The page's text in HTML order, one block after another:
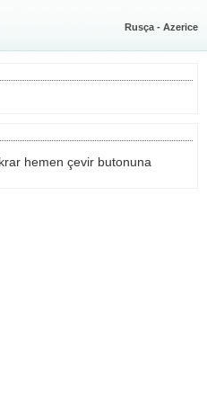
Rusça - Azerice
hemen çevir butonuna